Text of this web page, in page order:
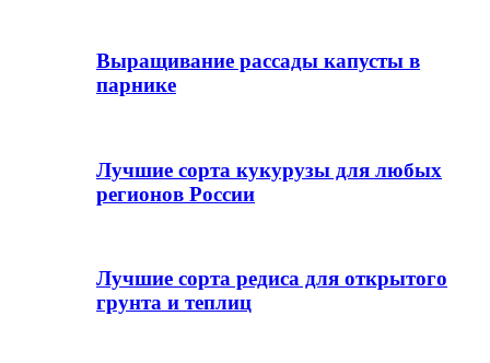
Выращивание рассады капусты в
парнике
Лучшие сорта кукурузы для любых
регионов России
Лучшие сорта редиса для открытого
грунта и теплиц